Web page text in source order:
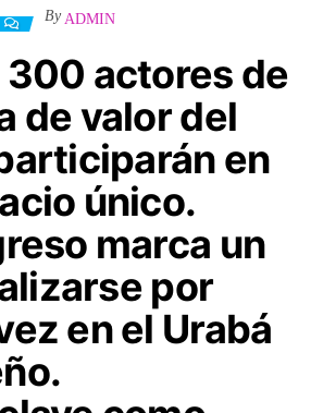
By ADMIN
300 actores de
de valor del
en
único.
marca un
por
en el Urabá